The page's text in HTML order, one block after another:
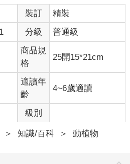
裝訂
精裝
分級 普通級
商品規
格
25開15*21cm
適讀年
齡
4~6歲適讀
級別
＞ 知識/百科 ＞ 動植物